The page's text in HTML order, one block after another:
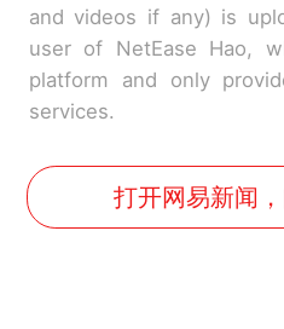
and videos if any) is
user of NetEase Hao,
platform and only
services.
打开网易新闻